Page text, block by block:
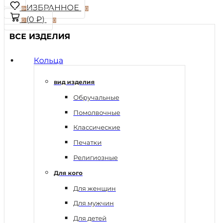
0ИЗБРАННОЕ 0
0(0₽) 0
ВСЕ ИЗДЕЛИЯ
Кольца
вид изделия
Обручальные
Помолвочные
Классические
Печатки
Религиозные
Для кого
Для женщин
Для мужчин
Для детей